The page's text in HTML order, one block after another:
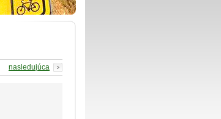
nasledujúca